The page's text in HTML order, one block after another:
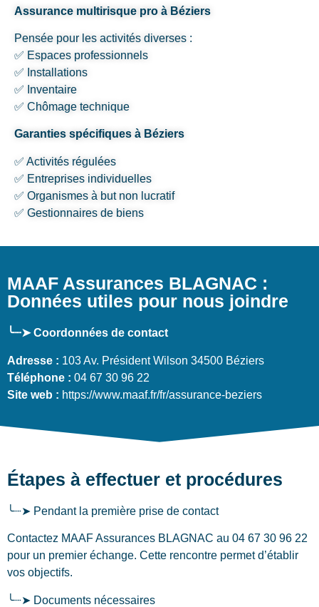
Assurance multirisque pro à Béziers
Pensée pour les activités diverses :
✅ Espaces professionnels
✅ Installations
✅ Inventaire
✅ Chômage technique
Garanties spécifiques à Béziers
✅ Activités régulées
✅ Entreprises individuelles
✅ Organismes à but non lucratif
✅ Gestionnaires de biens
MAAF Assurances BLAGNAC :
Données utiles pour nous joindre
╰┈➤ Coordonnées de contact
Adresse : 103 Av. Président Wilson 34500 Béziers
Téléphone : 04 67 30 96 22
Site web : https://www.maaf.fr/fr/assurance-beziers
Étapes à effectuer et procédures
╰┈➤ Pendant la première prise de contact
Contactez MAAF Assurances BLAGNAC au 04 67 30 96 22
pour un premier échange. Cette rencontre permet d’établir
vos objectifs.
╰┈➤ Documents nécessaires